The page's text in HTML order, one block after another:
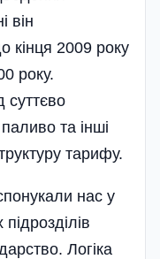
він
кінця 2009 року
року.
суттєво
та інші
тарифу.
нас у
Логіка